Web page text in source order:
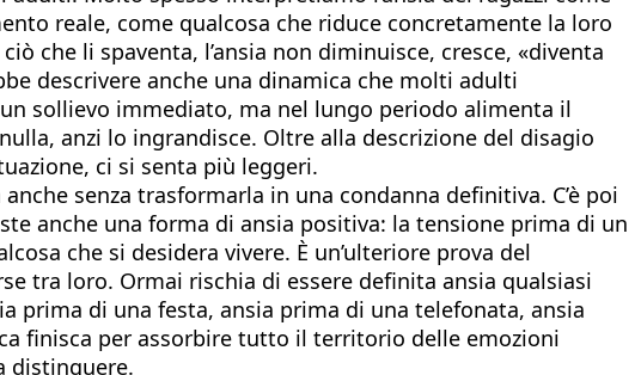
reale, come qualcosa che riduce concretamente la loro
che li spaventa, l’ansia non diminuisce, cresce, «diventa
descrivere anche una dinamica che molti adulti
sollievo immediato, ma nel lungo periodo alimenta il
anzi lo ingrandisce. Oltre alla descrizione del disagio
ci si senta più leggeri.
senza trasformarla in una condanna definitiva. C’è poi
anche una forma di ansia positiva: la tensione prima di un
che si desidera vivere. È un’ulteriore prova del
tra loro. Ormai rischia di essere definita ansia qualsiasi
prima di una festa, ansia prima di una telefonata, ansia
finisca per assorbire tutto il territorio delle emozioni
distinguere.